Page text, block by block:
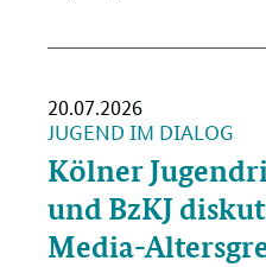
20.07.2026
JUGEND IM DIALOG
Kölner
und BzKJ
Media-